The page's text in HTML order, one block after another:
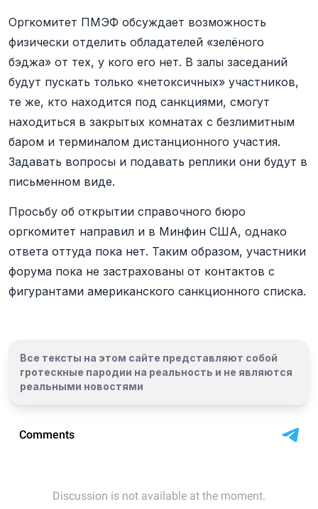
Оргкомитет ПМЭФ обсуждает возможность
физически отделить обладателей «зелёного
бэджа» от тех, у кого его нет. В залы заседаний
будут пускать только «нетоксичных» участников,
те же, кто находится под санкциями, смогут
находиться в закрытых комнатах с безлимитным
баром и терминалом дистанционного участия.
Задавать вопросы и подавать реплики они будут в
письменном виде.
Просьбу об открытии справочного бюро
оргкомитет направил и в Минфин США, однако
ответа оттуда пока нет. Таким образом, участники
форума пока не застрахованы от контактов с
фигурантами американского санкционного списка.
Все тексты на этом сайте представляют собой
гротескные пародии на реальность и не являются
реальными новостями